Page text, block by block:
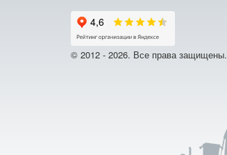
© 2012 - 2026. Все права защищены.